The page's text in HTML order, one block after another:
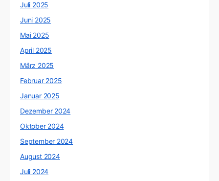
Juli 2025
Juni 2025
Mai 2025
April 2025
März 2025
Februar 2025
Januar 2025
Dezember 2024
Oktober 2024
September 2024
August 2024
Juli 2024